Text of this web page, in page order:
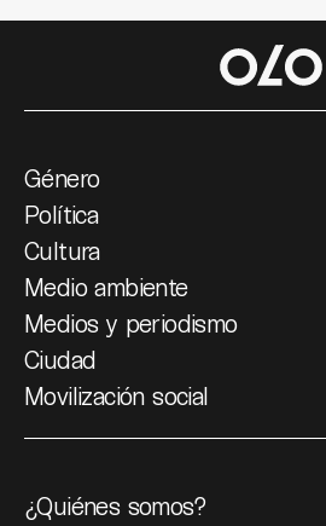
Género
Política
Cultura
Medio ambiente
Medios y periodismo
Ciudad
Movilización social
¿Quiénes somos?